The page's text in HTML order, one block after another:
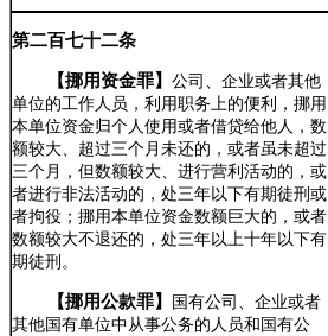
第二百七十二条
【挪用资金罪】 公司、企业或者其他
单位的工作人员，利用职务上的便利，挪用
本单位资金归个人使用或者借贷给他人，数
额较大、超过三个月未还的，或者虽未超过
三个月，但数额较大、进行营利活动的，或
者进行非法活动的，处三年以下有期徒刑或
者拘役；挪用本单位资金数额巨大的，或者
数额较大不退还的，处三年以上十年以下有
期徒刑。
【挪用公款罪】
国有公司、企业或者
其他国有单位中从事公务的人员和国有公